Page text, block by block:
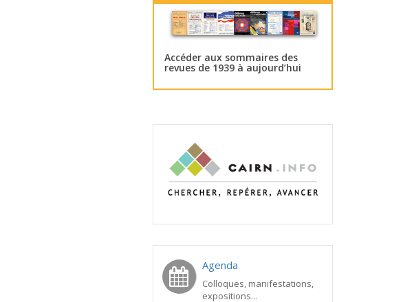
Accéder aux sommaires des
revues de 1939 à aujourd’hui
Agenda
Colloques, manifestations,
expositions...